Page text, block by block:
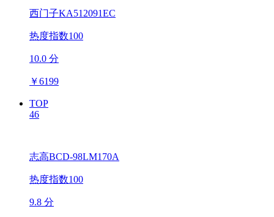
西门子KA512091EC
热度指数100
10.0 分
￥6199
TOP
46
志高BCD-98LM170A
热度指数100
9.8 分